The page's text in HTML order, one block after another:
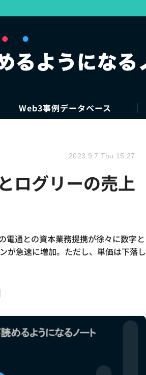
Web3事例データベース
ログリーの売上
電通との資本業務提携が徐々に数字と
が急速に増加。ただし、単価は下落し
2023.9.7 Thu 15:27